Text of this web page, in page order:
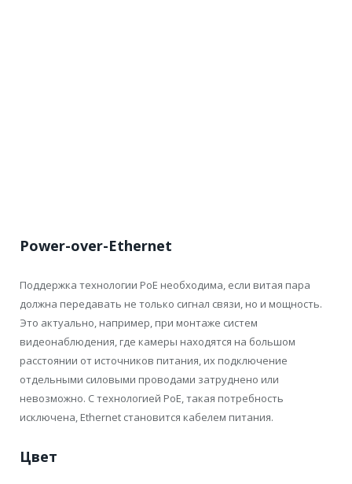
Power-over-Ethernet
Поддержка технологии PoE необходима, если витая пара
должна передавать не только сигнал связи, но и мощность.
Это актуально, например, при монтаже систем
видеонаблюдения, где камеры находятся на большом
расстоянии от источников питания, их подключение
отдельными силовыми проводами затруднено или
невозможно. С технологией PoE, такая потребность
исключена, Ethernet становится кабелем питания.
Цвет